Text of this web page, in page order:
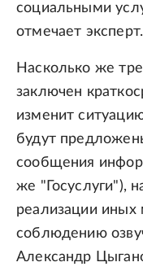
социальными
отмечает эксперт.
Насколько же
заключен
изменит
будут
сообщения
же "Госуслуги"),
реализации
соблюдению
Александр